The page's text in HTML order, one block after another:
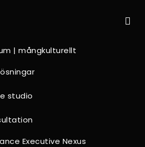
| mångkulturellt
studio
Executive Nexus